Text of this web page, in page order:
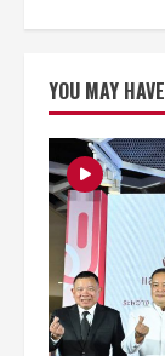
ผู้
YOU MAY